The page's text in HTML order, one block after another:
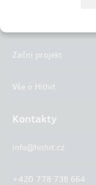
Začni projekt
Vše o Hithit
Kontakty
info@hithit.cz
+420 778 738 664